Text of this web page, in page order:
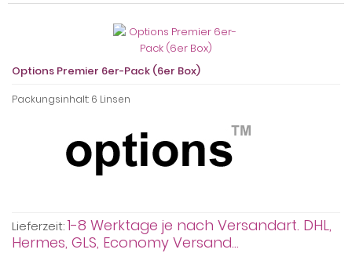
Options Premier 6er-Pack (6er Box)
Packungsinhalt: 6 Linsen
Lieferzeit:1-8 Werktage je nach Versandart. DHL,
Hermes, GLS, Economy Versand...